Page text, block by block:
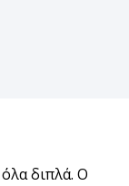
διπλά. Ο